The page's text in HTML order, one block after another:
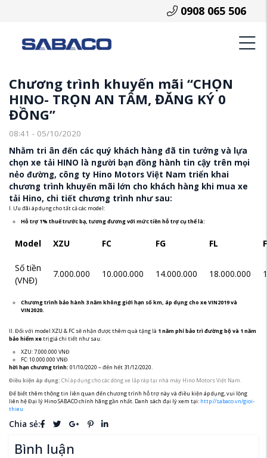
0908 065 506
Chương trình khuyến mãi “CHỌN
HINO- TRỌN AN TÂM, ĐĂNG KÝ 0
ĐỒNG”
08:41 - 05/10/2020
Nhằm tri ân đến các quý khách hàng đã tin tưởng và lựa
chọn xe tải HINO là người bạn đồng hành tin cậy trên mọi
nẻo đường, công ty Hino Motors Việt Nam triển khai
chương trình khuyến mãi lớn cho khách hàng khi mua xe
tải Hino, chi tiết chương trình như sau:
I. Ưu đãi áp dụng cho tất cả các model:
Hỗ trợ 1% thuế trước bạ, tương đương với mức tiền hỗ trợ cụ thể là:
Model XZU FC FG FL
Số tiền
(VNĐ)
7.000.000 10.000.000 14.000.000 18.000.000
Chương trình bảo hành 3 năm không giới hạn số km, áp dụng cho xe VIN2019 và
VIN2020.
II. Đối với model XZU & FC sẽ nhận được thêm quà tặng là 1 năm phí bảo trì đường bộ và 1 năm
bảo hiểm xetrị giá chi tiết như sau:
XZU: 7.000.000 VNĐ
FC: 10.000.000 VNĐ
hời hạn chương trình: 01/10/2020 – đến hết 31/12/2020.
Điều kiện áp dụng: Chỉ áp dụng cho các dòng xe lắp ráp tại nhà máy Hino Motors Việt Nam.
Để biết thêm thông tin liên quan đến chương trình hỗ trợ này và điều kiện áp dụng, vui lòng
liên hệ Đại lý Hino SABACO chính hãng gần nhất. Danh sách đại lý xem tại: http://sabaco.vn/gioi-
thieu
Chia sẻ:
Bình luận